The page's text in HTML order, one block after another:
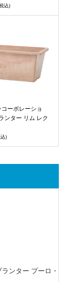
込)
コーポレーショ
ンター リム レク
)
ランター プーロ・モ